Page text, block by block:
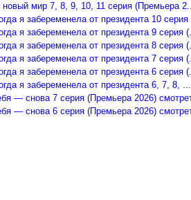
мир 7, 8, 9, 10, 11 серия (Премьера
я забеременела от президента 10 серия
я забеременела от президента 9 серия
я забеременела от президента 8 серия
я забеременела от президента 7 серия
я забеременела от президента 6 серия
я забеременела от президента 6, 7, 8, ...
— снова 7 серия (Премьера 2026)
— снова 6 серия (Премьера 2026)